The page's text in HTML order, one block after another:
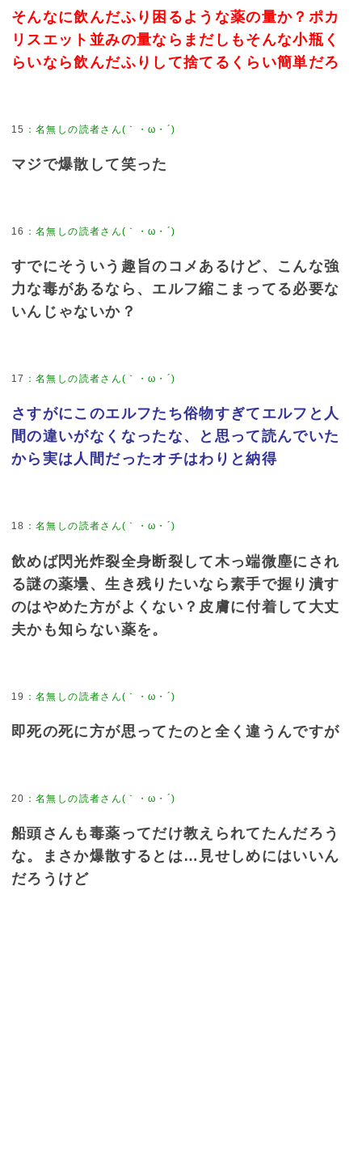
そんなに飲んだふり困るような薬の量か？ポカ
リスエット並みの量ならまだしもそんな小瓶く
らいなら飲んだふりして捨てるくらい簡単だろ
15 ：名無しの読者さん(｀・ω・´)
マジで爆散して笑った
16 ：名無しの読者さん(｀・ω・´)
すでにそういう趣旨のコメあるけど、こんな強
力な毒があるなら、エルフ縮こまってる必要な
いんじゃないか？
17 ：名無しの読者さん(｀・ω・´)
さすがにこのエルフたち俗物すぎてエルフと人
間の違いがなくなったな、と思って読んでいた
から実は人間だったオチはわりと納得
18 ：名無しの読者さん(｀・ω・´)
飲めば閃光炸裂全身断裂して木っ端微塵にされ
る謎の薬壜、生き残りたいなら素手で握り潰す
のはやめた方がよくない？皮膚に付着して大丈
夫かも知らない薬を。
19 ：名無しの読者さん(｀・ω・´)
即死の死に方が思ってたのと全く違うんですが
20 ：名無しの読者さん(｀・ω・´)
船頭さんも毒薬ってだけ教えられてたんだろう
な。まさか爆散するとは…見せしめにはいいん
だろうけど